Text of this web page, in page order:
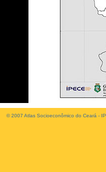
© 2007 Atlas Socioeconômico do Ceará -